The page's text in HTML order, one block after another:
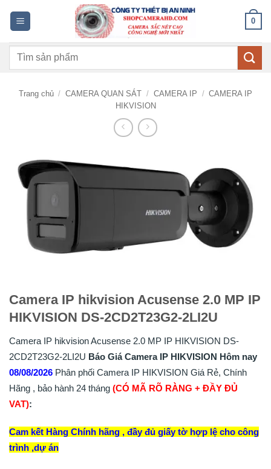
dung
0
Tìm
Trang chủ / CAMERA QUAN SÁT / CAMERA IP / CAMERA IP
HIKVISION
Camera IP hikvision Acusense 2.0 MP IP
HIKVISION DS-2CD2T23G2-2LI2U
Camera IP hikvision Acusense 2.0 MP IP HIKVISION DS-
2CD2T23G2-2LI2U Báo Giá Camera IP HIKVISION Hôm nay
08/08/2026 Phân phối Camera IP HIKVISION Giá Rẻ, Chính
Hãng , bảo hành 24 tháng (CÓ MÃ RÕ RÀNG + ĐẦY ĐỦ
VAT):
Cam kết Hàng Chính hãng , đầy đủ giấy tờ hợp lệ cho công
trình ,dự án